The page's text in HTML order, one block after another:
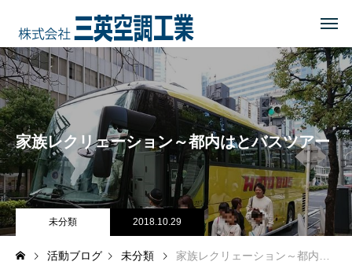
HOME トップページ
COMPANY 会社を知る
事業内容
会社概要・沿革・所在地
経営理念
ブログ
家族レクリェーション～都内はとバスツアー
未分類 2018.10.29
活動ブログ 未分類 家族レクリェーション～都内はとバスツアー